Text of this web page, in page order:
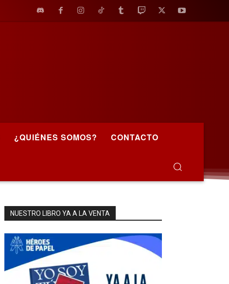
¿QUIÉNES SOMOS? CONTACTO
NUESTRO LIBRO YA A LA VENTA